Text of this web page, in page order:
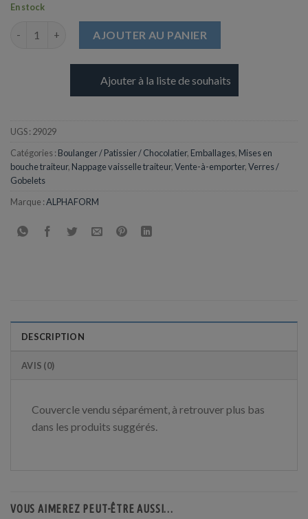
En stock
AJOUTER AU PANIER
Ajouter à la liste de souhaits
UGS : 29029
Catégories : Boulanger / Patissier / Chocolatier, Emballages, Mises en
bouche traiteur, Nappage vaisselle traiteur,Vente-à-emporter,Verres /
Gobelets
Marque :ALPHAFORM
DESCRIPTION
AVIS (0)
Couvercle vendu séparément, à retrouver plus bas
dans les produits suggérés.
VOUS AIMEREZ PEUT-ÊTRE AUSSI…